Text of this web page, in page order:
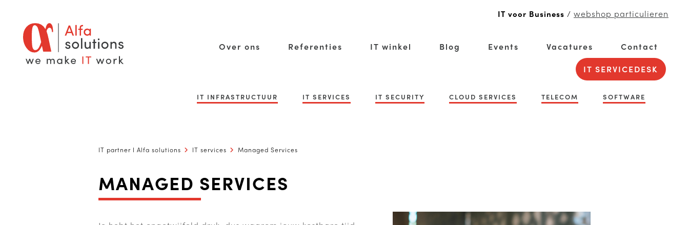
Over ons Referenties IT winkel Blog Events Vacatures
Contact
IT SERVICEDESK
IT INFRASTRUCTUUR IT SERVICES IT SECURITY CLOUD SERVICES TELECOM SOFTWARE
IT voor Business / webshop particulieren
IT partner I Alfa solutions IT services Managed Services
MANAGED SERVICES